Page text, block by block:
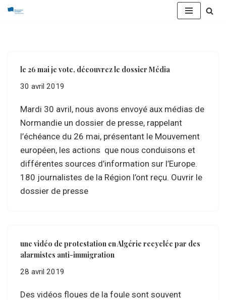
le 26 mai je vote, découvrez le dossier Média
30 avril 2019
Mardi 30 avril, nous avons envoyé aux médias de
Normandie un dossier de presse, rappelant
l’échéance du 26 mai, présentant le Mouvement
européen, les actions que nous conduisons et
différentes sources d’information sur l’Europe.
180 journalistes de la Région l’ont reçu. Ouvrir le
dossier de presse
une vidéo de protestation en Algérie recyclée par des
alarmistes anti-immigration
28 avril 2019
Des vidéos floues de la foule sont souvent